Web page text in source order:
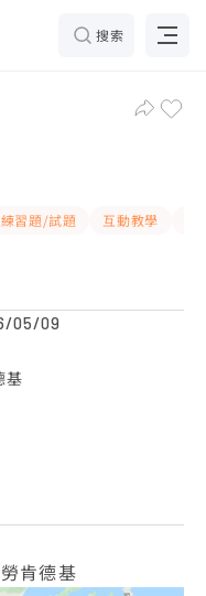
搜索
推介
習題/試題 互動教學
05/09
基
肯德基